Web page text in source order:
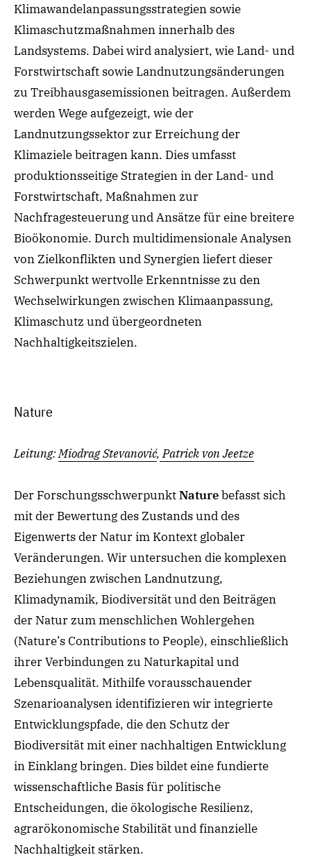
Klimawandelanpassungsstrategien sowie
Klimaschutzmaßnahmen innerhalb des
Landsystems. Dabei wird analysiert, wie Land- und
Forstwirtschaft sowie Landnutzungsänderungen
zu Treibhausgasemissionen beitragen. Außerdem
werden Wege aufgezeigt, wie der
Landnutzungssektor zur Erreichung der
Klimaziele beitragen kann. Dies umfasst
produktionsseitige Strategieninder Land- und
Forstwirtschaft, Maßnahmen zur
Nachfragesteuerung und Ansätze für eine breitere
Bioökonomie. Durch multidimensionale Analysen
von Zielkonflikten und Synergien liefert dieser
Schwerpunkt wertvolle Erkenntnisse zu den
Wechselwirkungen zwischen Klimaanpassung,
Klimaschutz und übergeordneten
Nachhaltigkeitszielen.
Nature
Leitung:Miodrag Stevanović,Patrick von Jeetze
Der ForschungsschwerpunktNaturebefasst sich
mit der Bewertung des Zustands und des
Eigenwertsder Natur im Kontext globaler
Veränderungen. Wir untersuchen die komplexen
Beziehungen zwischen Landnutzung,
Klimadynamik, Biodiversität und den Beiträgen
der Natur zum menschlichen Wohlergehen
(Nature’s Contributions to People), einschließlich
ihrer Verbindungen zu Naturkapital und
Lebensqualität. Mithilfe vorausschauender
Szenarioanalysen identifizieren wir integrierte
Entwicklungspfade, die den Schutz der
Biodiversität mit einer nachhaltigen Entwicklung
in Einklang bringen. Dies bildet einefundierte
wissenschaftliche Basisfür politische
Entscheidungen, die ökologische Resilienz,
agrarökonomische Stabilität und finanzielle
Nachhaltigkeit stärken.